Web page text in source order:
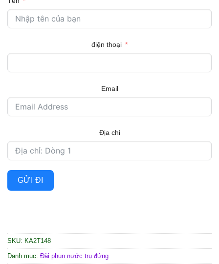
điện thoại
Email
Địa chỉ
GỬI ĐI
SKU: KA2T148
Danh mục: Đài phun nước trụ đứng